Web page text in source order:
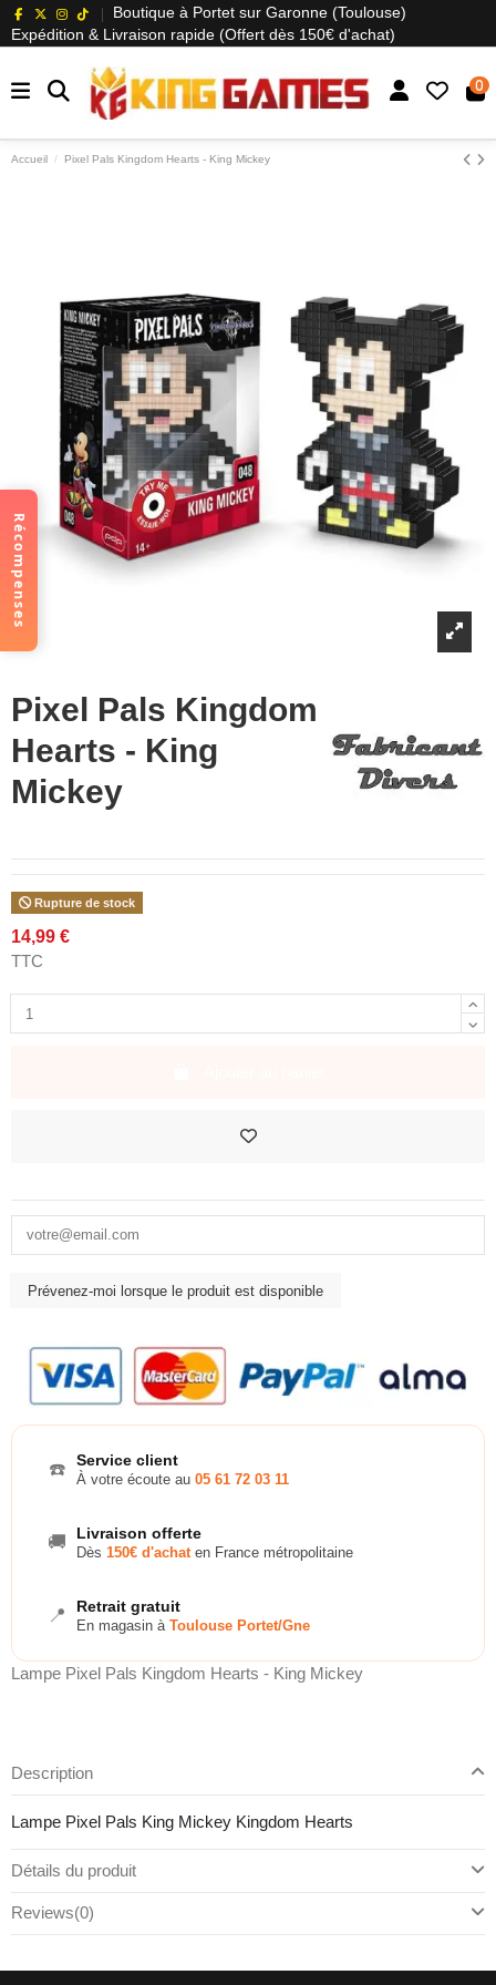
Boutique à Portet sur Garonne (Toulouse)
Expédition & Livraison rapide (Offert dès 150€ d'achat)
0
Accueil Pixel Pals Kingdom Hearts - King Mickey
Pixel Pals Kingdom
Hearts - King
Mickey
Rupture de stock
14,99 €
TTC
☎️ Service client
À votre écoute au 05 61 72 03 11
🚚 Livraison offerte
Dès 150€ d'achaten France métropolitaine
📍 Retrait gratuit
En magasin à Toulouse Portet/Gne
Lampe Pixel Pals Kingdom Hearts - King Mickey
Description
Lampe Pixel Pals King Mickey Kingdom Hearts
Détails du produit
Reviews(0)
Récompenses